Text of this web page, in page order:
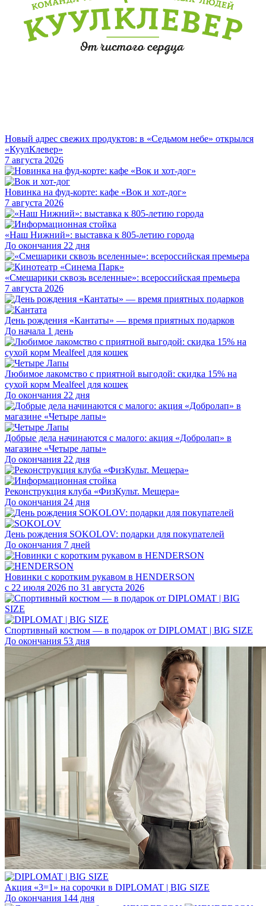
Новый адрес свежих продуктов: в «Седьмом небе» открылся
«КуулКлевер»
7 августа 2026
Новинка на фуд-корте: кафе «Вок и хот-дог»
7 августа 2026
«Наш Нижний»: выставка к 805-летию города
До окончания 22 дня
«Смешарики сквозь вселенные»: всероссийская премьера
7 августа 2026
День рождения «Кантаты» — время приятных подарков
До начала 1 день
Любимое лакомство с приятной выгодой: скидка 15% на
сухой корм Mealfeel для кошек
До окончания 22 дня
Добрые дела начинаются с малого: акция «Добролап» в
магазине «Четыре лапы»
До окончания 22 дня
Реконструкция клуба «ФизКульт. Мещера»
До окончания 24 дня
День рождения SOKOLOV: подарки для покупателей
До окончания 7 дней
Новинки с коротким рукавом в HENDERSON
с 22 июля 2026 по 31 августа 2026
Спортивный костюм — в подарок от DIPLOMAT | BIG SIZE
До окончания 53 дня
Акция «3=1» на сорочки в DIPLOMAT | BIG SIZE
До окончания 144 дня